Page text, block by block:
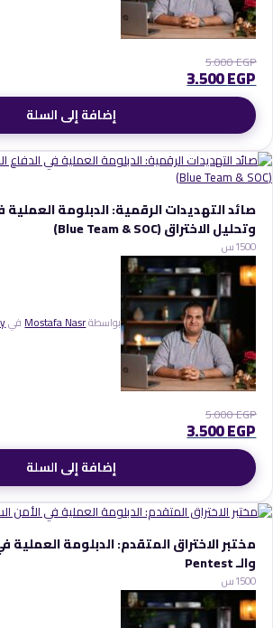
5.000EGP
3.500EGP
إضافة إلى السلة
صائد التهديدات الرقمية: الدبلومة العملية
وتحليل الاختراق (Blue Team & SOC)
0150س
بواسطةMostafa Nasrفي
5.000EGP
3.500EGP
إضافة إلى السلة
مختبر الاختراق المتقدم: الدبلومة العملية
والـ Pentest
0150س